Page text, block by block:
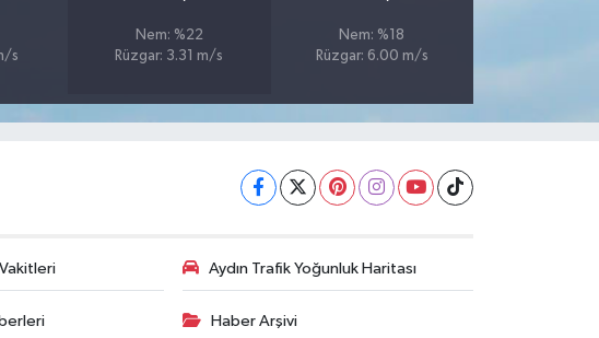
s
Nem: %22
Rüzgar: 3.31 m/s
Nem: %18
Rüzgar: 6.00 m/s
Aydın Trafik Yoğunluk Haritası
Haber Arşivi